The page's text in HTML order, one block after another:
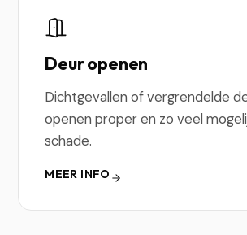
Deur openen
Dichtgevallen of vergrendelde
openen proper en zo veel
schade.
MEER INFO